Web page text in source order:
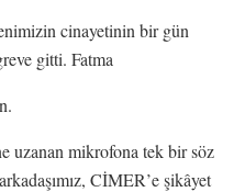
cinayetinin bir gün
gitti. Fatma
uzanan mikrofona tek bir söz
CİMER’e şikâyet